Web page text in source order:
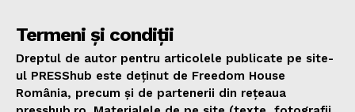
Termeni și condiții
Dreptul de autor pentru articolele publicate pe site-
ul PRESShub este deținut de Freedom House
România, precum și de partenerii din rețeaua